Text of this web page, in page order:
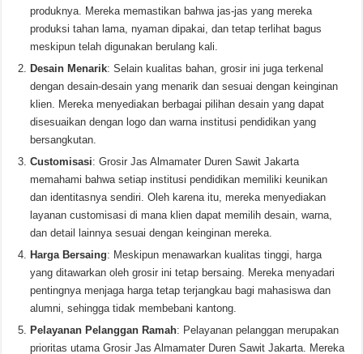
produknya. Mereka memastikan bahwa jas-jas yang mereka
produksi tahan lama, nyaman dipakai, dan tetap terlihat bagus
meskipun telah digunakan berulang kali.
Desain Menarik: Selain kualitas bahan, grosir ini juga terkenal
dengan desain-desain yang menarik dan sesuai dengan keinginan
klien. Mereka menyediakan berbagai pilihan desain yang dapat
disesuaikan dengan logo dan warna institusi pendidikan yang
bersangkutan.
Customisasi: Grosir Jas Almamater Duren Sawit Jakarta
memahami bahwa setiap institusi pendidikan memiliki keunikan
dan identitasnya sendiri. Oleh karena itu, mereka menyediakan
layanan customisasi di mana klien dapat memilih desain, warna,
dan detail lainnya sesuai dengan keinginan mereka.
Harga Bersaing: Meskipun menawarkan kualitas tinggi, harga
yang ditawarkan oleh grosir ini tetap bersaing. Mereka menyadari
pentingnya menjaga harga tetap terjangkau bagi mahasiswa dan
alumni, sehingga tidak membebani kantong.
Pelayanan Pelanggan Ramah: Pelayanan pelanggan merupakan
prioritas utama Grosir Jas Almamater Duren Sawit Jakarta. Mereka